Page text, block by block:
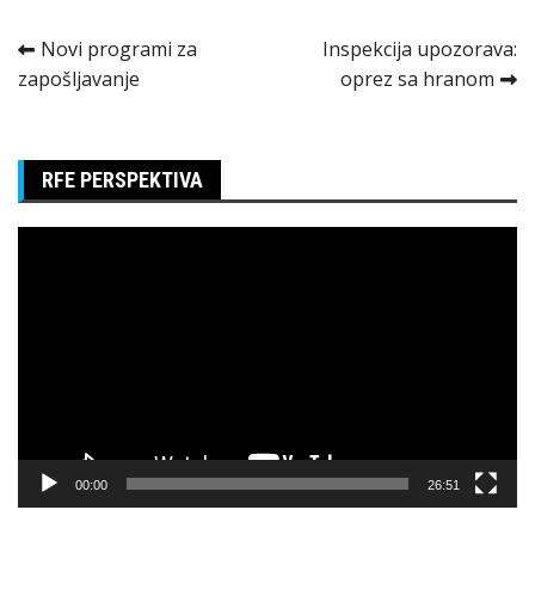
Kretanje
članka
Novi programi za
zapošljavanje
Inspekcija upozorava:
oprez sa hranom
RFE PERSPEKTIVA
00:00 26:51